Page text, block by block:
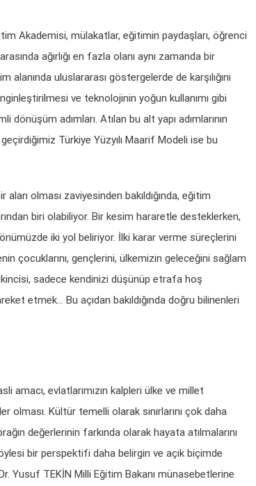
Akademisi, mülakatlar, eğitimin paydaşları, öğrenci
ağırlığı en fazla olanı aynı zamanda bir
uluslararası göstergelerde de karşılığını
ve teknolojinin yoğun kullanımı gibi
adımları. Atılan bu alt yapı adımlarının
Türkiye Yüzyılı Maarif Modeli ise bu
olması zaviyesinden bakıldığında, eğitim
biri olabiliyor. Bir kesim hararetle desteklerken,
iki yol beliriyor. İlki karar verme süreçlerini
çocuklarını, gençlerini, ülkemizin geleceğini sağlam
sadece kendinizi düşünüp etrafa hoş
etmek… Bu açıdan bakıldığında doğru bilinenleri
amacı, evlatlarımızın kalpleri ülke ve millet
Kültür temelli olarak sınırlarını çok daha
değerlerinin farkında olarak hayata atılmalarını
bir perspektifi daha belirgin ve açık biçimde
Yusuf TEKİN Milli Eğitim Bakanı münasebetlerine